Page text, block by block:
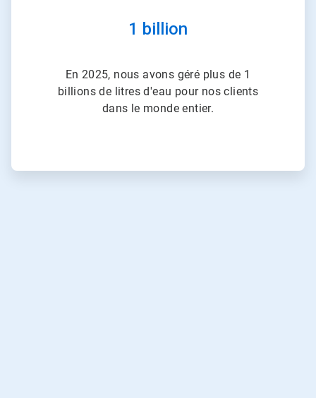
1 billion
En 2025, nous avons géré plus de 1
billions de litres d'eau pour nos clients
dans le monde entier.